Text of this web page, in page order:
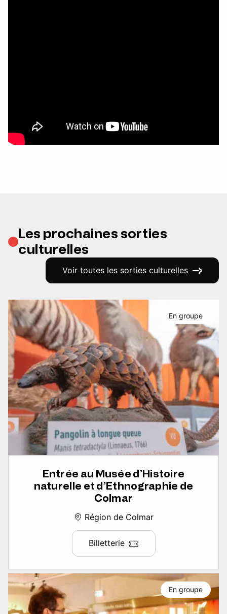
Les prochaines sorties
culturelles
Voir toutes les sorties culturelles
Entrée au Musée d’Histoire
naturelle et d’Ethnographie de
Colmar
Région de Colmar
Billetterie
En groupe
En groupe